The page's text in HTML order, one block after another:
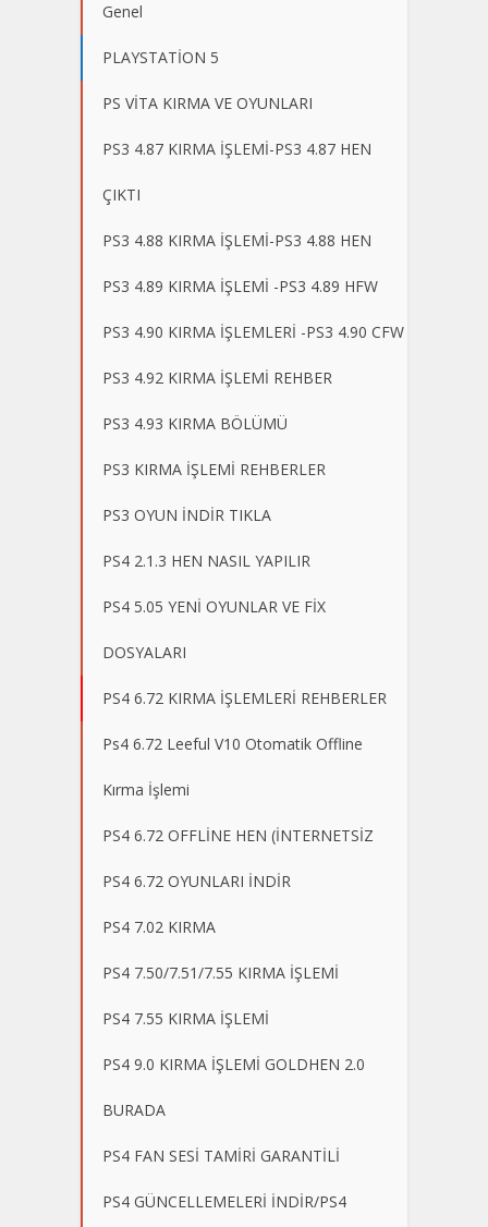
Genel
PLAYSTATİON 5
PS VİTA KIRMA VE OYUNLARI
PS3 4.87 KIRMA İŞLEMİ-PS3 4.87 HEN
ÇIKTI
PS3 4.88 KIRMA İŞLEMİ-PS3 4.88 HEN
PS3 4.89 KIRMA İŞLEMİ -PS3 4.89 HFW
PS3 4.90 KIRMA İŞLEMLERİ -PS3 4.90 CFW
PS3 4.92 KIRMA İŞLEMİ REHBER
PS3 4.93 KIRMA BÖLÜMÜ
PS3 KIRMA İŞLEMİ REHBERLER
PS3 OYUN İNDİR TIKLA
PS4 2.1.3 HEN NASIL YAPILIR
PS4 5.05 YENİ OYUNLAR VE FİX
DOSYALARI
PS4 6.72 KIRMA İŞLEMLERİ REHBERLER
Ps4 6.72 Leeful V10 Otomatik Offline
Kırma İşlemi
PS4 6.72 OFFLİNE HEN (İNTERNETSİZ
PS4 6.72 OYUNLARI İNDİR
PS4 7.02 KIRMA
PS4 7.50/7.51/7.55 KIRMA İŞLEMİ
PS4 7.55 KIRMA İŞLEMİ
PS4 9.0 KIRMA İŞLEMİ GOLDHEN 2.0
BURADA
PS4 FAN SESİ TAMİRİ GARANTİLİ
PS4 GÜNCELLEMELERİ İNDİR/PS4